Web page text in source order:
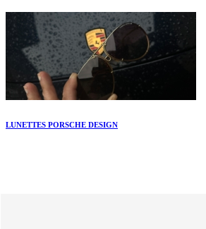
LUNETTES PORSCHE DESIGN